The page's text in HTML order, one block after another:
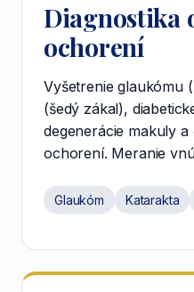
Diagnostika
ochorení
Vyšetrenie glaukómu
(šedý zákal),
degenerácie makuly
ochorení. Meranie
Glaukóm Katarakta